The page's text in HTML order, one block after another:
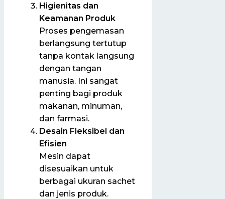
Higienitas dan
Keamanan Produk
Proses pengemasan
berlangsung tertutup
tanpa kontak langsung
dengan tangan
manusia. Ini sangat
penting bagi produk
makanan, minuman,
dan farmasi.
Desain Fleksibel dan
Efisien
Mesin dapat
disesuaikan untuk
berbagai ukuran sachet
dan jenis produk.